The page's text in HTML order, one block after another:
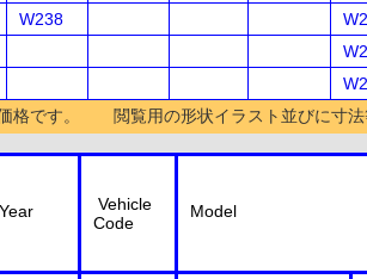
W238
格です。 閲覧用の形状イラスト並びに寸法
Year
Vehicle
Code
Model